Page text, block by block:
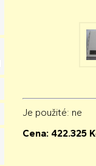
Je použité: ne
Cena: 422.325